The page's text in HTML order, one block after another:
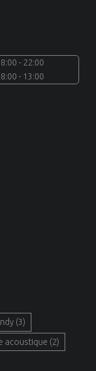
8:00 - 22:00
8:00 - 13:00
(3)
acoustique (2)